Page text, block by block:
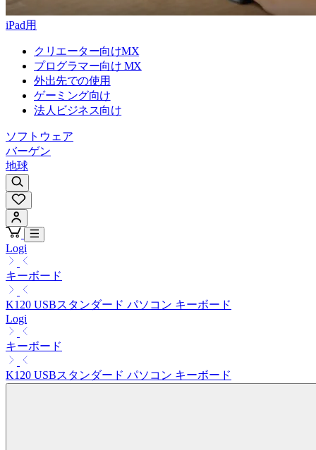
iPad用
クリエーター向けMX
プログラマー向け MX
外出先での使用
ゲーミング向け
法人ビジネス向け
ソフトウェア
バーゲン
地球
Logi
キーボード
K120 USBスタンダード パソコン キーボード
Logi
キーボード
K120 USBスタンダード パソコン キーボード